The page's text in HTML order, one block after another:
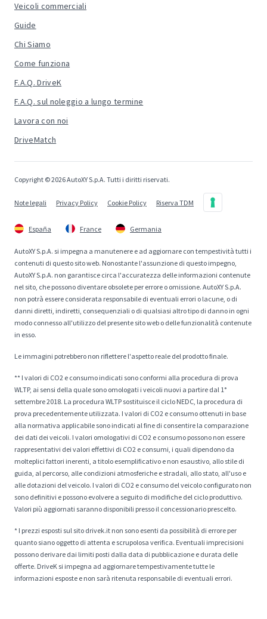
Veicoli commerciali
Guide
Chi Siamo
Come funziona
F.A.Q. DriveK
F.A.Q. sul noleggio a lungo termine
Lavora con noi
DriveMatch
Copyright © 2026 AutoXY S.p.A. Tutti i diritti riservati.
Note legali Privacy Policy Cookie Policy Riserva TDM
España France Germania
AutoXY S.p.A. si impegna a manutenere e ad aggiornare con tempestività tutti i
contenuti di questo sito web. Nonostante l'assunzione di questo impegno,
AutoXY S.p.A. non garantisce circa l'accuratezza delle informazioni contenute
nel sito, che possono diventare obsolete per errore o omissione. AutoXY S.p.A.
non potrà essere considerata responsabile di eventuali errori o lacune, o di
danni diretti, indiretti, consequenziali o di qualsiasi altro tipo di danno in ogni
modo connesso all'utilizzo del presente sito web o delle funzionalità contenute
in esso.
Le immagini potrebbero non riflettere l'aspetto reale del prodotto finale.
** I valori di CO2 e consumo indicati sono conformi alla procedura di prova
WLTP, ai sensi della quale sono omologati i veicoli nuovi a partire dal 1°
settembre 2018. La procedura WLTP sostituisce il ciclo NEDC, la procedura di
prova precedentemente utilizzata. I valori di CO2 e consumo ottenuti in base
alla normativa applicabile sono indicati al fine di consentire la comparazione
dei dati dei veicoli. I valori omologativi di CO2 e consumo possono non essere
rappresentativi dei valori effettivi di CO2 e consumi, i quali dipendono da
molteplici fattori inerenti, a titolo esemplificativo e non esaustivo, allo stile di
guida, al percorso, alle condizioni atmosferiche e stradali, allo stato, all'uso e
alle dotazioni del veicolo. I valori di CO2 e consumo del veicolo configurato non
sono definitivi e possono evolvere a seguito di modifiche del ciclo produttivo.
Valori più aggiornati saranno disponibili presso il concessionario prescelto.
* I prezzi esposti sul sito drivek.it non sono esenti da possibilità di errore per
quanto siano oggetto di attenta e scrupolosa verifica. Eventuali imprecisioni
possono derivare dai limiti posti dalla data di pubblicazione e durata delle
offerte. DriveK si impegna ad aggiornare tempestivamente tutte le
informazioni esposte e non sarà ritenuta responsabile di eventuali errori.